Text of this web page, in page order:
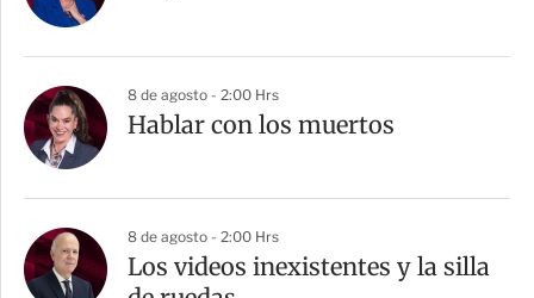
8 de agosto - 2:00 Hrs
Hablar con los muertos
8 de agosto - 2:00 Hrs
Los videos inexistentes y la silla